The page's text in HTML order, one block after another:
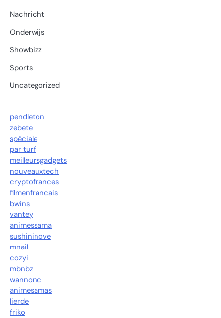
Nachricht
Onderwijs
Showbizz
Sports
Uncategorized
pendleton
zebete
spéciale
par turf
meilleursgadgets
nouveauxtech
cryptofrances
filmenfrancais
bwins
vantey
animessama
sushininove
mnail
cozyi
mbnbz
wannonc
animesamas
lierde
friko